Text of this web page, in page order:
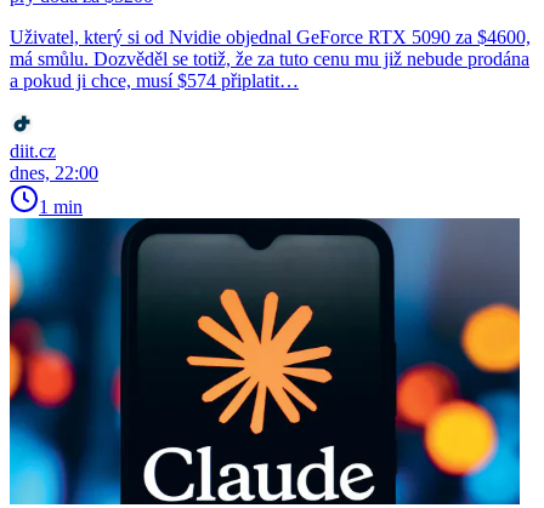
Uživatel, který si od Nvidie objednal GeForce RTX 5090 za $4600,
má smůlu. Dozvěděl se totiž, že za tuto cenu mu již nebude prodána
a pokud ji chce, musí $574 připlatit…
diit.cz
dnes, 22:00
1 min